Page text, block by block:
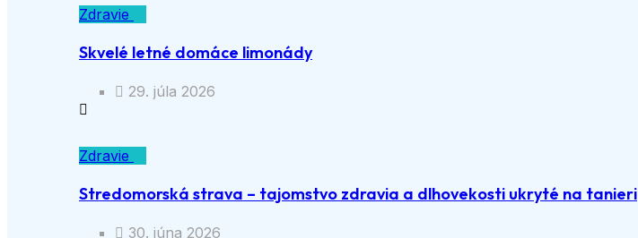
Zdravie
Skvelé letné domáce limonády
29. júla 2026
Zdravie
Stredomorská strava – tajomstvo zdravia a dlhovekosti ukryté na tanieri
30. júna 2026